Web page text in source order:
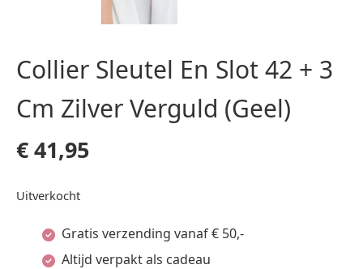
Collier Sleutel En Slot 42 + 3
Cm Zilver Verguld (Geel)
€41,95
Uitverkocht
Gratis verzending vanaf € 50,-
Altijd verpakt als cadeau